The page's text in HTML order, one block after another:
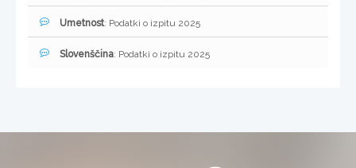
Umetnost: Podatki o izpitu 2025
Slovenščina: Podatki o izpitu 2025